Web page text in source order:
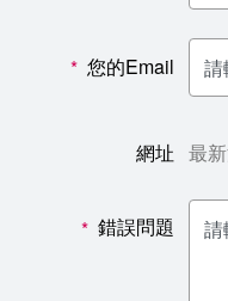
* 您的Email
網址 最
* 錯誤問題